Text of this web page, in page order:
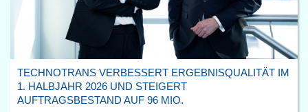
TECHNOTRANS VERBESSERT ERGEBNISQUALITÄT IM
1. HALBJAHR 2026 UND STEIGERT
AUFTRAGSBESTAND AUF 96 MIO.